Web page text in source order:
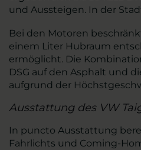
und Aussteigen. In der
Bei den Motoren
einem Liter Hubraum
ermöglicht. Die
DSG auf den Asphalt und
aufgrund der
Ausstattung des VW
In puncto Ausstattung
Fahrlichts und Coming-